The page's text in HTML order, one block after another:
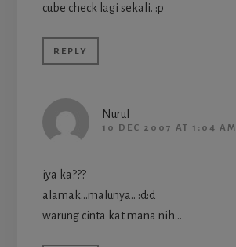
cube check lagi sekali. :p
REPLY
Nurul
10 DEC 2007 AT 1:04 AM
iya ka???
alamak…malunya.. :d:d
warung cinta kat mana nih…